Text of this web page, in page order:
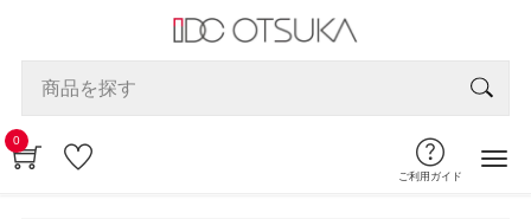
0
ご利用ガイド